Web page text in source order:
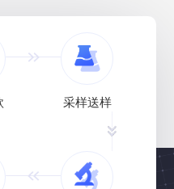
采样送样